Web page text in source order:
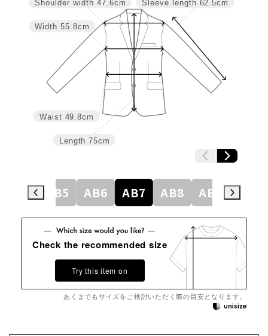
Sleeve length 62.5cm
Length 75cm
Waist 49.8cm
Width 55.8cm
Shoulder width 47.6cm
AB5 AB6 AB7 AB8 AB9
Check the recommended size
Try this item on
あくまでもサイズをご検討いただく際の目安となります。